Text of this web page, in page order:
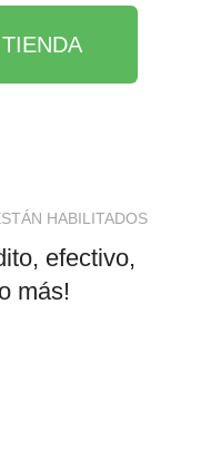
HABILITADOS
efectivo,
más!